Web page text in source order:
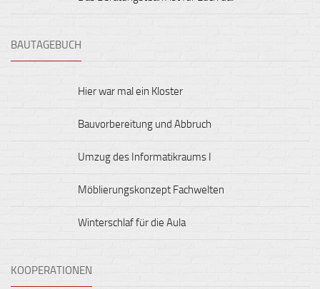
BAUTAGEBUCH
Hier war mal ein Kloster
Bauvorbereitung und Abbruch
Umzug des Informatikraums I
Möblierungskonzept Fachwelten
Winterschlaf für die Aula
KOOPERATIONEN